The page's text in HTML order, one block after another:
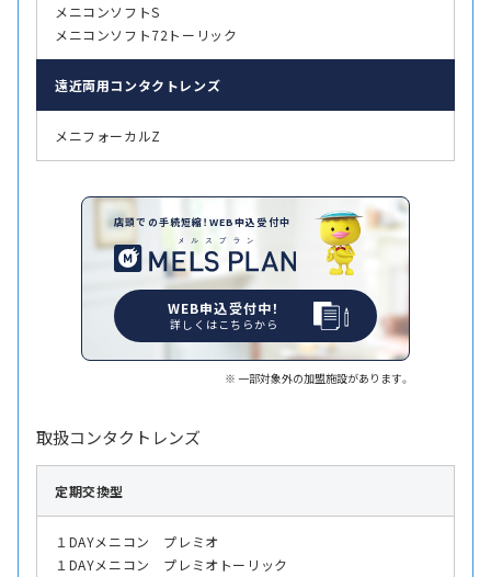
メニコンソフトS
メニコンソフト72トーリック
遠近両用コンタクトレンズ
メニフォーカルZ
店頭での手続短縮！WEB申込受付中
WEB申込受付中！
詳しくはこちらから
一部対象外の加盟施設があります。
取扱コンタクトレンズ
定期交換型
１DAYメニコン プレミオ
１DAYメニコン プレミオトーリック